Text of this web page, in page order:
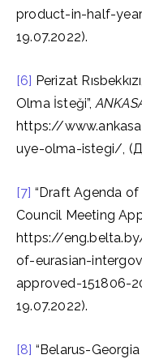
product-in-half-
19.07.2022).
[6] Perizat
Olma İsteği”,
https://
uye-olma-istegi/,
[7] “Draft Agenda
Council Meeting
https://
of-eurasian-
approved-151806-
19.07.2022).
[8] “Belarus-